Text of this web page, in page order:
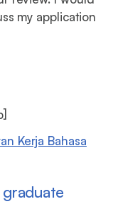
my application
Kerja Bahasa
graduate